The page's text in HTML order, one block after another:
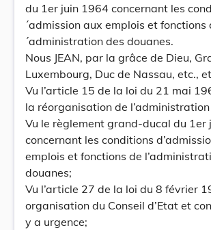
du 1er juin 1964 concernant les
´admission aux emplois et fonctions
´administration des douanes.
Nous JEAN, par la grâce de Dieu,
Luxembourg, Duc de Nassau, etc.,
Vu l’article 15 de la loi du 21 mai
la réorganisation de
Vu le règlement grand-ducal du 1er
concernant les conditions
emplois et fonctions de
douanes;
Vu l’article 27 de la loi du 8 février
organisation du Conseil d’Etat et
y a urgence;